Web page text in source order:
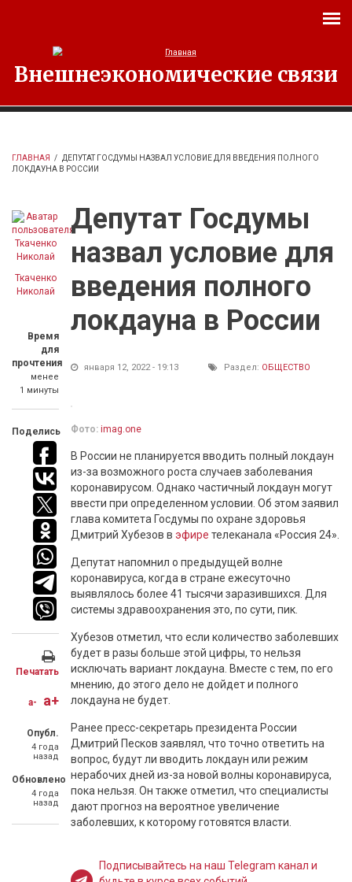
Внешнеэкономические связи
ГЛАВНАЯ /
ДЕПУТАТ ГОСДУМЫ НАЗВАЛ УСЛОВИЕ ДЛЯ ВВЕДЕНИЯ ПОЛНОГО
ЛОКДАУНА В РОССИИ
Ткаченко
Николай
Время
для
прочтения
менее
1 минуты
Поделись
Печатать
a- a+
Опубл.
4 года
назад
Обновлено
4 года
назад
Депутат Госдумы
назвал условие для
введения полного
локдауна в России
января 12, 2022 - 19:13 Раздел: ОБЩЕСТВО
Фото: imag.one
В России не планируется вводить полный локдаун
из-за возможного роста случаев заболевания
коронавирусом. Однако частичный локдаун могут
ввести при определенном условии. Об этом заявил
глава комитета Госдумы по охране здоровья
Дмитрий Хубезов в эфире телеканала «Россия 24».
Депутат напомнил о предыдущей волне
коронавируса, когда в стране ежесуточно
выявлялось более 41 тысячи заразившихся. Для
системы здравоохранения это, по сути, пик.
Хубезов отметил, что если количество заболевших
будет в разы больше этой цифры, то нельзя
исключать вариант локдауна. Вместе с тем, по его
мнению, до этого дело не дойдет и полного
локдауна не будет.
Ранее пресс-секретарь президента России
Дмитрий Песков заявлял, что точно ответить на
вопрос, будут ли вводить локдаун или режим
нерабочих дней из-за новой волны коронавируса,
пока нельзя. Он также отметил, что специалисты
дают прогноз на вероятное увеличение
заболевших, к которому готовятся власти.
Подписывайтесь на наш Telegram канал и